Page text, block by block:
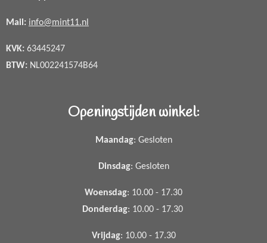
Mail: info@mint11.nl
KVK: 63445247
BTW: NL002241574B64
Openingstijden winkel:
Maandag: Gesloten
Dinsdag: Gesloten
Woensdag: 10.00 - 17.30
Donderdag: 10.00 - 17.30
Vrijdag: 10.00 - 17.30